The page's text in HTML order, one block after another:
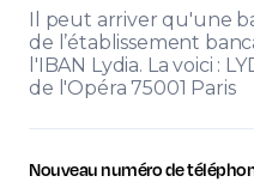
Il peut arriver qu'une
de l’établissement
l'IBAN Lydia. La voici :
de l'Opéra 75001 Paris
Nouveau numéro de